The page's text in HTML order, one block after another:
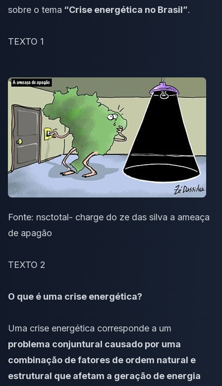
sobre o tema “Crise energética no Brasil”.
TEXTO 1
Fonte: nsctotal- charge do ze das silva a ameaça
de apagão
TEXTO 2
O que é uma crise energética?
Uma crise energética corresponde a um
problema conjuntural causado por uma
combinação de fatores de ordem natural e
estrutural que afetam a geração de energia